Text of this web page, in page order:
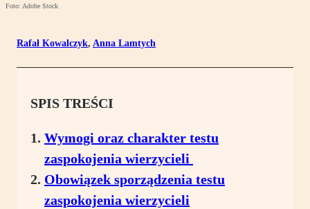
Foto: Adobe Stock
Rafał Kowalczyk, Anna Lamtych
SPIS TREŚCI
Wymogi oraz charakter testu
zaspokojenia wierzycieli
Obowiązek sporządzenia testu
zaspokojenia wierzycieli